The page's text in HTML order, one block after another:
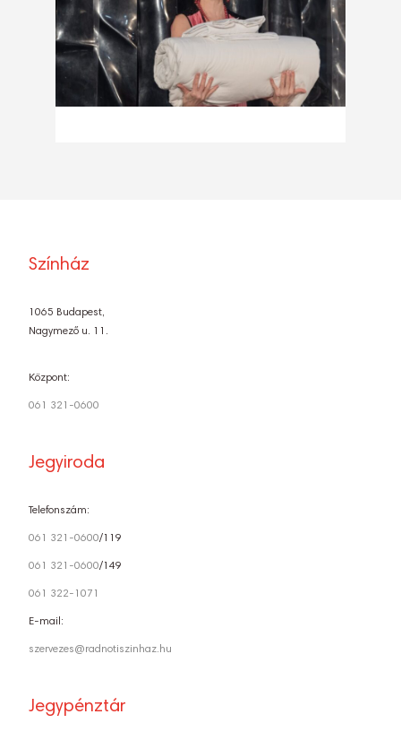
Színház
1065 Budapest,
Nagymező u. 11.
Központ:
061 321-0600
Jegyiroda
Telefonszám:
061 321-0600/119
061 321-0600/149
061 322-1071
E-mail:
szervezes@radnotiszinhaz.hu
Jegypénztár